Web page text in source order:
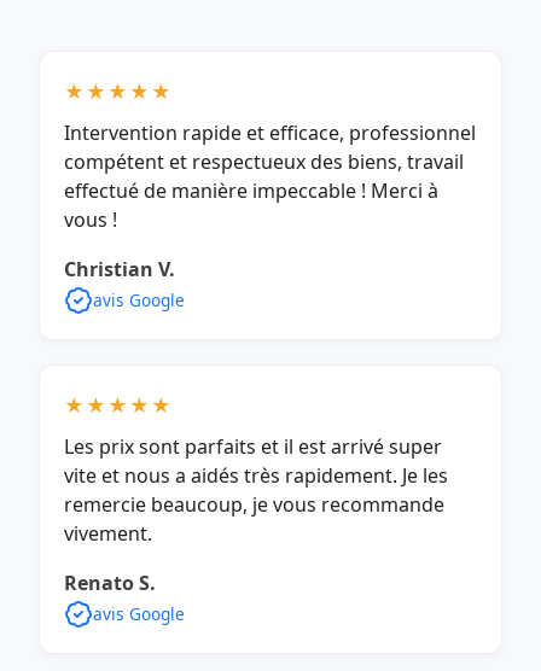
★★★★★
Intervention rapide et efficace, professionnel
compétent et respectueux des biens, travail
effectué de manière impeccable ! Merci à
vous !
Christian V.
avis Google
★★★★★
Les prix sont parfaits et il est arrivé super
vite et nous a aidés très rapidement. Je les
remercie beaucoup, je vous recommande
vivement.
Renato S.
avis Google